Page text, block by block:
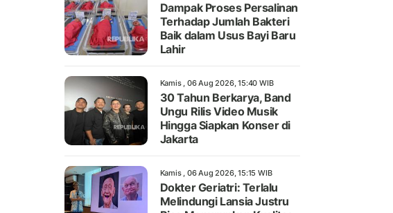
Dampak Proses Persalinan
Terhadap Jumlah Bakteri
Baik dalam Usus Bayi Baru
Lahir
Kamis , 06 Aug 2026, 15:40 WIB
30 Tahun Berkarya, Band
Ungu Rilis Video Musik
Hingga Siapkan Konser di
Jakarta
Kamis , 06 Aug 2026, 15:15 WIB
Dokter Geriatri: Terlalu
Melindungi Lansia Justru